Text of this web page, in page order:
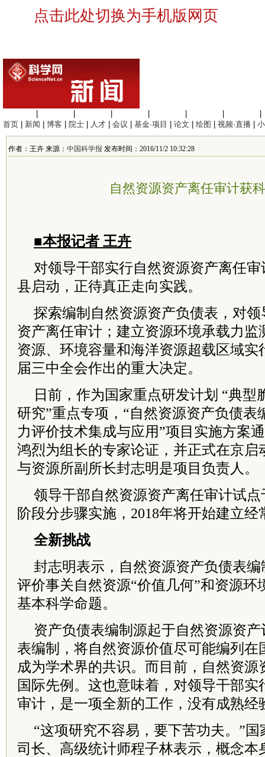
点击此处切换为手机版网页
首页
新闻 博客 院士 人才 会议 基金·项目 论文 绘图 视频·直播
作者：王卉 来源： 中国科学报 发布时间：2016/11/2 10:32:28
自然资源资产离任审计获
■本报记者 王卉
对领导干部实行自然资源资产离任
县启动，正待真正走向实践。
探索编制自然资源资产负债表，对
资产离任审计；建立资源环境承载力监
资源、环境容量和海洋资源超载区域实
届三中全会作出的重大决定。
日前，作为国家重点研发计划 “典型
研究”重点专项，“自然资源资产负债表
力评价技术集成与应用”项目实施方案
鸿烈为组长的专家论证，并正式在京启
与资源所副所长封志明是项目负责人。
领导干部自然资源资产离任审计试点
阶段分步骤实施，2018年将开始建立
全新挑战
封志明表示，自然资源资产负债表
评价事关自然资源“价值几何”和资源环
基本科学命题。
资产负债表编制源起于自然资源资
表编制，将自然资源价值尽可能编列在
成为学术界的共识。而目前，自然资源
国际先例。这也意味着，对领导干部实
审计，是一项全新的工作，没有成熟经
“这项研究不容易，要下苦功夫。”
司长、高级统计师程子林表示，概念本